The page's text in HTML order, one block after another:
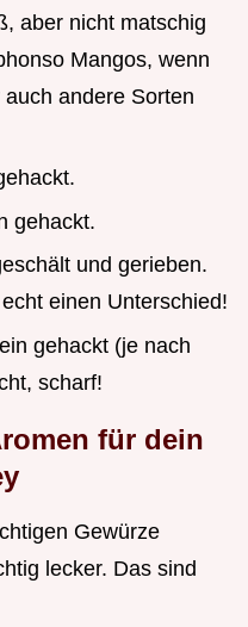
aber nicht matschig
Mangos, wenn
andere Sorten
gehackt.
und gerieben.
einen Unterschied!
gehackt (je nach
scharf!
für dein
Gewürze
lecker. Das sind